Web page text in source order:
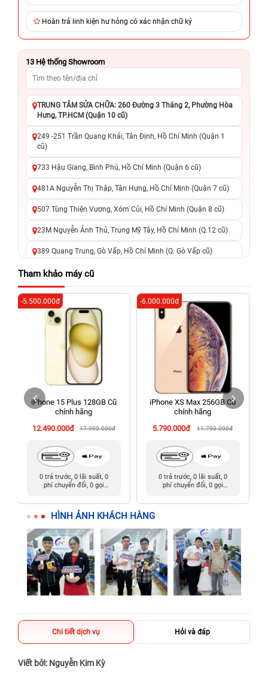
Hoàn trả linh kiện hư hỏng có xác nhận chữ ký
13 Hệ thống Showroom
TRUNG TÂM SỬA CHỮA: 260 Đường 3 Tháng 2, Phường Hòa
Hưng, TP.HCM (Quận 10 cũ)
249 -251 Trần Quang Khải, Tân Định, Hồ Chí Minh (Quận 1
cũ)
733 Hậu Giang, Bình Phú, Hồ Chí Minh (Quận 6 cũ)
481A Nguyễn Thị Thập, Tân Hưng, Hồ Chí Minh (Quận 7 cũ)
507 Tùng Thiện Vương, Xóm Củi, Hồ Chí Minh (Quận 8 cũ)
23M Nguyễn Ảnh Thủ, Trung Mỹ Tây, Hồ Chí Minh (Q.12 cũ)
389 Quang Trung, Gò Vấp, Hồ Chí Minh (Q. Gò Vấp cũ)
625 - 625A Âu Cơ, Tân Phú, Hồ Chí Minh (Quận Tân Phú cũ)
326 Lê Văn Việt, Tăng Nhơn Phú, Hồ Chí Minh (Q.9 TP. Thủ
Đức cũ)
256 Võ Văn Ngân, Thủ Đức, Hồ Chí Minh (Bình Thọ, TP. Thủ
70 Nguyễn An Ninh, Dĩ An, Hồ Chí Minh (Bình Dương Cũ)
24h Vũng Tàu: 162A Ba Cu, Vũng Tàu, Hồ Chí Minh (TP. Vũng
Tàu cũ)
198 Hoàng Văn Thụ, Tân Sơn Nhất, Hồ Chí Minh (Tân Bình
Tham khảo máy cũ
iPhone 15 Plus 128GB Cũ
chính hãng
12.490.000đ
17.990.000đ
-5.500.000đ
0 trả trước, 0 lãi suất, 0
phí chuyển đổi, 0 gọi
iPhone XS Max 256GB Cũ
chính hãng
5.790.000đ
11.790.000đ
-6.000.000đ
0 trả trước, 0 lãi suất, 0
phí chuyển đổi, 0 gọi
HÌNH ẢNH KHÁCH HÀNG
Chi tiết dịch vụ Hỏi và đáp
Viết bởi: Nguyễn Kim Kỳ